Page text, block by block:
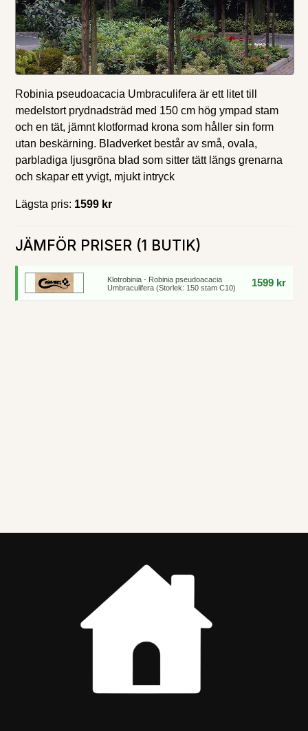
Robinia pseudoacacia Umbraculifera är ett litet till
medelstort prydnadsträd med 150 cm hög ympad stam
och en tät, jämnt klotformad krona som håller sin form
utan beskärning. Bladverket består av små, ovala,
parbladiga ljusgröna blad som sitter tätt längs grenarna
och skapar ett yvigt, mjukt intryck
Lägsta pris: 1599 kr
JÄMFÖR PRISER (1 BUTIK)
Klotrobinia - Robinia pseudoacacia
Umbraculifera (Storlek: 150 stam C10)
1599 kr